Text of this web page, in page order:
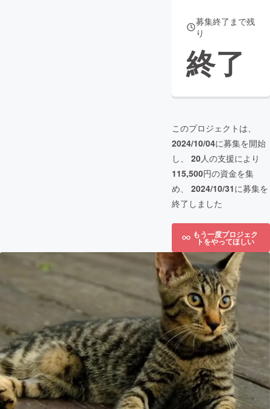
募集終了まで残
り
終了
このプロジェクトは、
2024/10/04に募集を開始
し、 20人の支援により
115,500円の資金を集
め、 2024/10/31に募集を
終了しました
もう一度プロジェク
トをやってほしい